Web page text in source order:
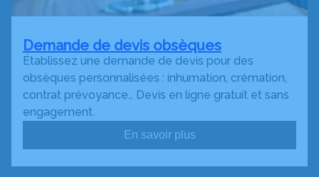
Demande de devis obsèques
Établissez une demande de devis pour des
obsèques personnalisées : inhumation, crémation,
contrat prévoyance… Devis en ligne gratuit et sans
engagement.
En savoir plus